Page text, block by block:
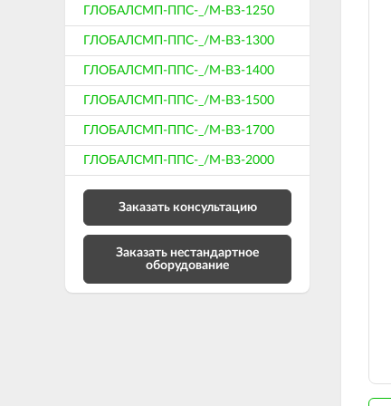
ГЛОБАЛСМП-ППС-_/М-ВЗ-1250
ГЛОБАЛСМП-ППС-_/М-ВЗ-1300
ГЛОБАЛСМП-ППС-_/М-ВЗ-1400
ГЛОБАЛСМП-ППС-_/М-ВЗ-1500
ГЛОБАЛСМП-ППС-_/М-ВЗ-1700
ГЛОБАЛСМП-ППС-_/М-ВЗ-2000
Заказать консультацию
Заказать нестандартное
оборудование